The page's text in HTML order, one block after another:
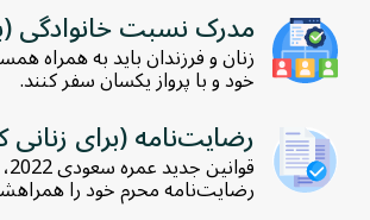
مدرک نسبت خانوادگی
زنان و فرزندان باید به همراه
خود و با پرواز یکسان سفر کنند.
رضایت‌نامه (برای
رضایت‌نامه محرم خود را